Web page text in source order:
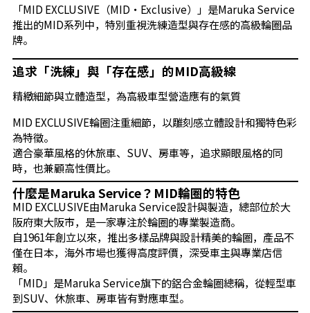
「MID EXCLUSIVE（MID・Exclusive）」是Maruka Service
推出的MID系列中，特別重視洗練造型與存在感的高級輪圈品
牌。
追求「洗練」與「存在感」的MID高級線
精緻細節與立體造型，為高級車型營造應有的氣質
MID EXCLUSIVE輪圈注重細節，以雕刻感立體設計和獨特色彩
為特徵。
適合豪華風格的休旅車、SUV、房車等，追求顯眼風格的同
時，也兼顧高性價比。
什麼是Maruka Service？MID輪圈的特色
MID EXCLUSIVE由Maruka Service設計與製造，總部位於大
阪府東大阪市，是一家專注於輪圈的專業製造商。
自1961年創立以來，推出多樣品牌與設計精美的輪圈，產品不
僅在日本，海外市場也獲得高度評價，深受車主與專業店信
賴。
「MID」是Maruka Service旗下的鋁合金輪圈總稱，從輕型車
到SUV、休旅車、房車皆有對應車型。